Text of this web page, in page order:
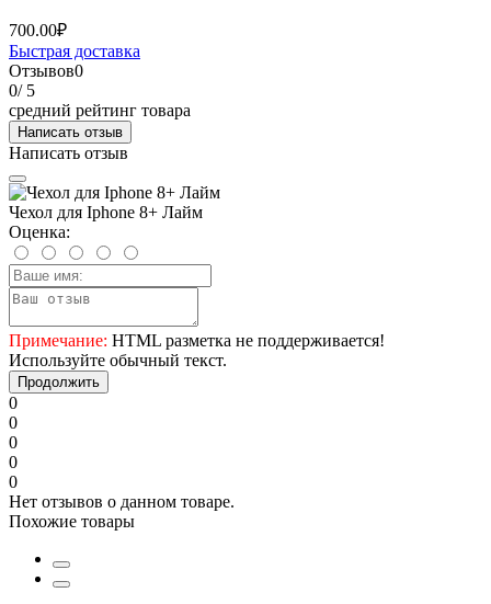
700.00₽
Быстрая доставка
Отзывов0
0/ 5
средний рейтинг товара
Написать отзыв
Написать отзыв
Чехол для Iphone 8+ Лайм
Оценка:
Примечание: HTML разметка не поддерживается!
Используйте обычный текст.
Продолжить
0
0
0
0
0
Нет отзывов о данном товаре.
Похожие товары